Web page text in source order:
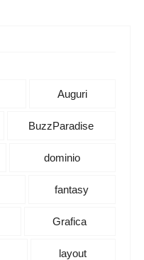
Auguri
BuzzParadise
dominio
fantasy
Grafica
layout